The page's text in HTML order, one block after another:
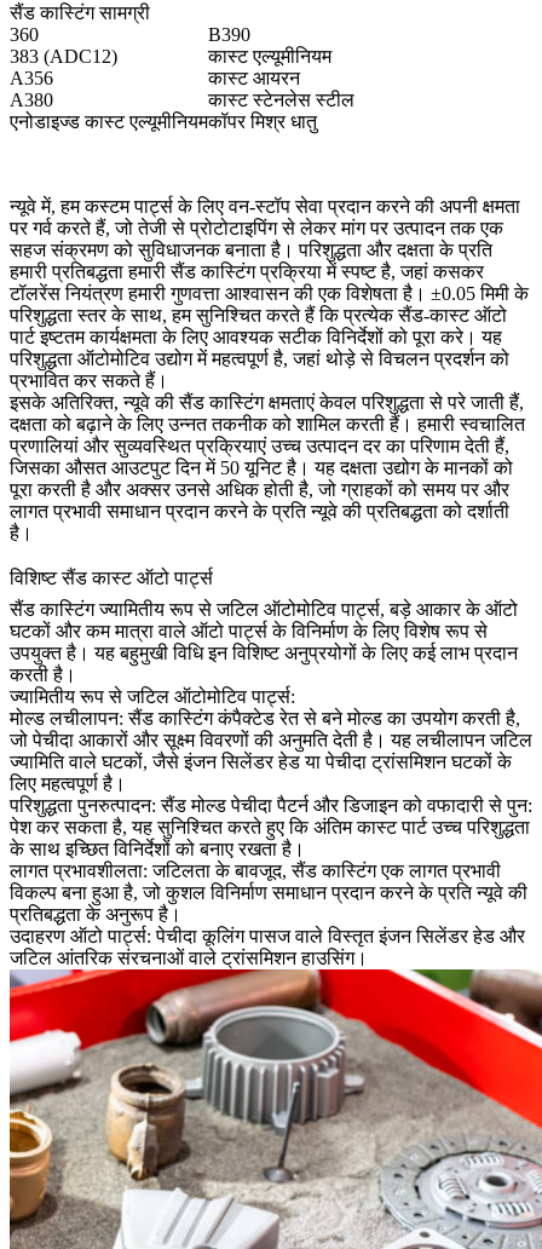
सैंड कास्टिंग सामग्री
360
B390
383 (ADC12)
कास्ट एल्यूमीनियम
A356
कास्ट आयरन
A380
कास्ट स्टेनलेस स्टील
एनोडाइज्ड कास्ट एल्यूमीनियमकॉपर मिश्र धातु
न्यूवे में, हम कस्टम पार्ट्स के लिए वन-स्टॉप सेवा प्रदान करने की अपनी क्षमता
पर गर्व करते हैं, जो तेजी से प्रोटोटाइपिंग से लेकर मांग पर उत्पादन तक एक
सहज संक्रमण को सुविधाजनक बनाता है। परिशुद्धता और दक्षता के प्रति
हमारी प्रतिबद्धता हमारी सैंड कास्टिंग प्रक्रिया में स्पष्ट है, जहां कसकर
टॉलरेंस नियंत्रण हमारी गुणवत्ता आश्वासन की एक विशेषता है। ±0.05 मिमी के
परिशुद्धता स्तर के साथ, हम सुनिश्चित करते हैं कि प्रत्येक सैंड-कास्ट ऑटो
पार्ट इष्टतम कार्यक्षमता के लिए आवश्यक सटीक विनिर्देशों को पूरा करे। यह
परिशुद्धता ऑटोमोटिव उद्योग में महत्वपूर्ण है, जहां थोड़े से विचलन प्रदर्शन को
प्रभावित कर सकते हैं।
इसके अतिरिक्त, न्यूवे की सैंड कास्टिंग क्षमताएं केवल परिशुद्धता से परे जाती हैं,
दक्षता को बढ़ाने के लिए उन्नत तकनीक को शामिल करती हैं। हमारी स्वचालित
प्रणालियां और सुव्यवस्थित प्रक्रियाएं उच्च उत्पादन दर का परिणाम देती हैं,
जिसका औसत आउटपुट दिन में 50 यूनिट है। यह दक्षता उद्योग के मानकों को
पूरा करती है और अक्सर उनसे अधिक होती है, जो ग्राहकों को समय पर और
लागत प्रभावी समाधान प्रदान करने के प्रति न्यूवे की प्रतिबद्धता को दर्शाती
है।
विशिष्ट सैंड कास्ट ऑटो पार्ट्स
सैंड कास्टिंग ज्यामितीय रूप से जटिल ऑटोमोटिव पार्ट्स, बड़े आकार के ऑटो
घटकों और कम मात्रा वाले ऑटो पार्ट्स के विनिर्माण के लिए विशेष रूप से
उपयुक्त है। यह बहुमुखी विधि इन विशिष्ट अनुप्रयोगों के लिए कई लाभ प्रदान
करती है।
ज्यामितीय रूप से जटिल ऑटोमोटिव पार्ट्स:
मोल्ड लचीलापन: सैंड कास्टिंग कंपैक्टेड रेत से बने मोल्ड का उपयोग करती है,
जो पेचीदा आकारों और सूक्ष्म विवरणों की अनुमति देती है। यह लचीलापन जटिल
ज्यामिति वाले घटकों, जैसे इंजन सिलेंडर हेड या पेचीदा ट्रांसमिशन घटकों के
लिए महत्वपूर्ण है।
परिशुद्धता पुनरुत्पादन: सैंड मोल्ड पेचीदा पैटर्न और डिजाइन को वफादारी से पुन:
पेश कर सकता है, यह सुनिश्चित करते हुए कि अंतिम कास्ट पार्ट उच्च परिशुद्धता
के साथ इच्छित विनिर्देशों को बनाए रखता है।
लागत प्रभावशीलता: जटिलता के बावजूद, सैंड कास्टिंग एक लागत प्रभावी
विकल्प बना हुआ है, जो कुशल विनिर्माण समाधान प्रदान करने के प्रति न्यूवे की
प्रतिबद्धता के अनुरूप है।
उदाहरण ऑटो पार्ट्स: पेचीदा कूलिंग पासज वाले विस्तृत इंजन सिलेंडर हेड और
जटिल आंतरिक संरचनाओं वाले ट्रांसमिशन हाउसिंग।